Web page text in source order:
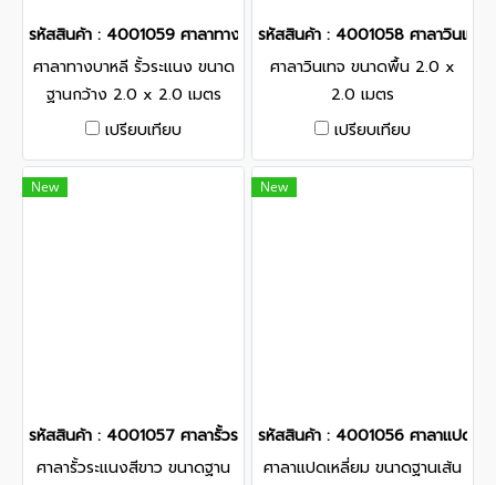
รหัสสินค้า : 4001059 ศาลาทางบาหลี รั้วระแนง ขนาดฐานกว้าง 2.0 x
ศาลาทางบาหลี รั้วระแนง ขนาด
ฐานกว้าง 2.0 x 2.0 เมตร
เปรียบเทียบ
รหัสสินค้า : 4001058 ศาลาวินเท
ศาลาวินเทจ ขนาดพื้น 2.0 x
2.0 เมตร
เปรียบเทียบ
New
รหัสสินค้า : 4001057 ศาลารั้วระแนงสีขาว ขนาดฐานกว้าง 2.0 x 2.0
ศาลารั้วระแนงสีขาว ขนาดฐาน
New
รหัสสินค้า : 4001056 ศาลาแปดเห
ศาลาแปดเหลี่ยม ขนาดฐานเส้น